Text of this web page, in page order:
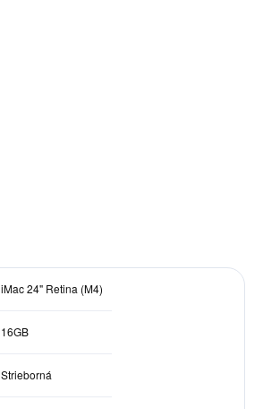
iMac 24" Retina (M4)
16GB
Strieborná